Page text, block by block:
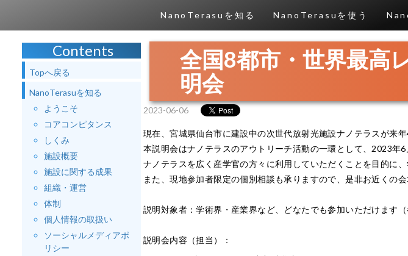
NanoTerasuを知る NanoTerasuを使う
Contents
Topへ戻る
NanoTerasuを知る
ようこそ
コアコンピタンス
しくみ
施設概要
施設に関する成果
組織・運営
体制
個人情報の取扱い
ソーシャルメディアポ
リシー
全国8都市・世界最高
明会
2023-06-06
現在、宮城県仙台市に建設中の次世代放射光施設ナノテラスが来
本説明会はナノテラスのアウトリーチ活動の一環として、2023年
ナノテラスを広く産学官の方々に利用していただくことを目的に
また、現地参加者限定の個別相談も承りますので、是非お近くの会
説明対象者：学術界・産業界など、どなたでも参加いただけます（
説明会内容（担当）：